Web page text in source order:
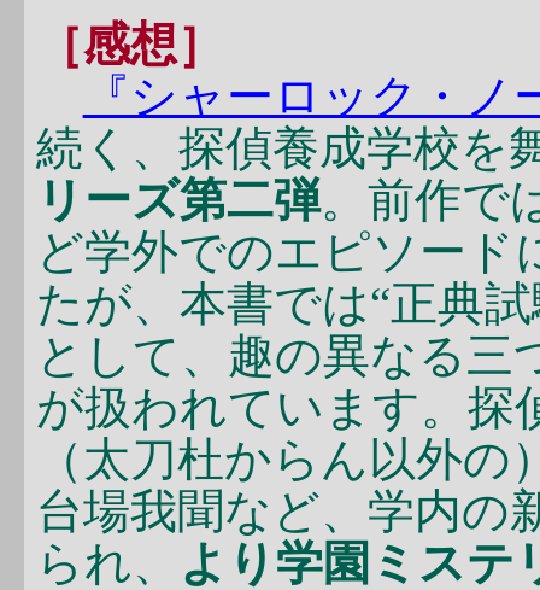
［感想］
『シャーロック・
続く、探偵養成学校を
リーズ第二弾。前作で
ど学外でのエピソー
たが、本書では“正典
として、趣の異なる三
が扱われています。探
（太刀杜からん以外
台場我聞など、学内の
られ、
より学園ミステ